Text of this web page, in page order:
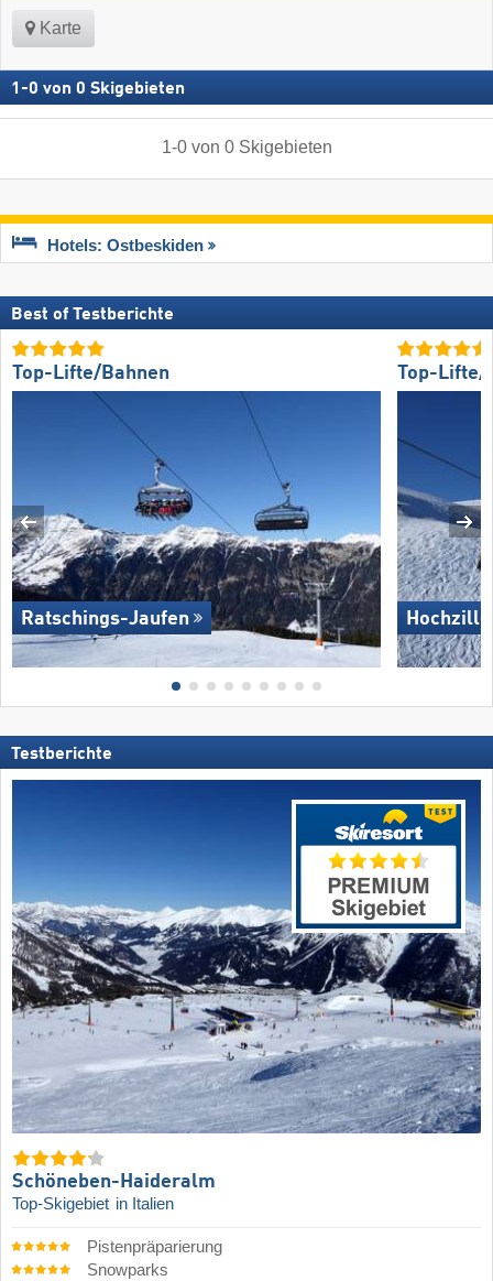
Karte
1 -0 von 0 Skigebieten
1-0von 0 Skigebieten
Hotels: Ostbeskiden
Best of Testberichte
Top-Lifte/Bahnen
Ratschings-Jaufen
Top-Lifte/
Testberichte
Schöneben-Haideralm
Top-Skigebiet in Italien
Pistenpräparierung
Snowparks